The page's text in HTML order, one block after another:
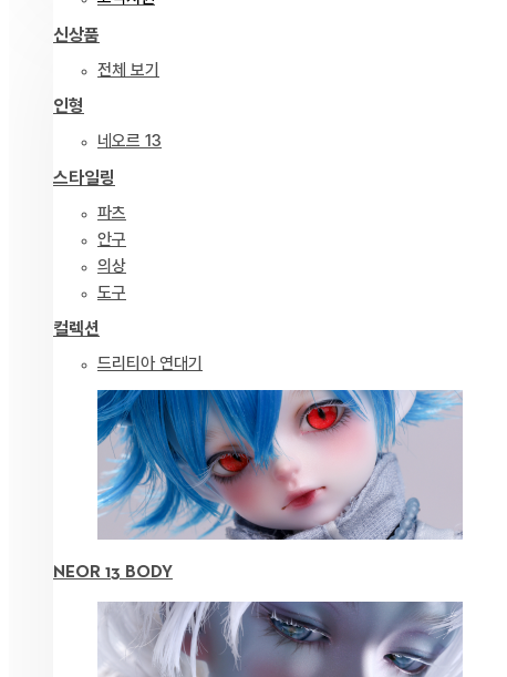
신상품
전체 보기
인형
네오르 13
스타일링
파츠
안구
의상
도구
컬렉션
드리티아 연대기
NEOR 13 BODY